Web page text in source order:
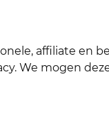
met innovaties
affiliate en
We mogen